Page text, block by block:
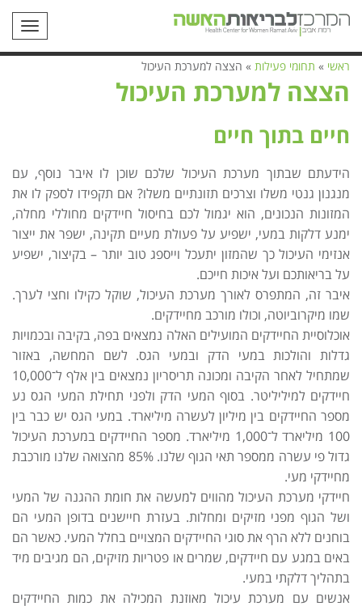
ראשי » תחומי פעילות » הצצה למערכת העיכול
הצצה למערכת העיכול
חיים בתוך חיים
הידעתם שבתוך מערכת העיכול שלכם שוכן לו איבר נוסף, עם
מנגנון גנטי משלו וצרכים תזונתיים משלו? אם תקפידו לספק לו את
המזונות הנכונים, הוא יגמול לכם בחיסול חיידקים מחוללי מחלה,
ימנע דלקות במעי, ישפיע על פעולת מעיים תקינה, ישפר את ייצור
אנזימי העיכול כך שהמזון יתעכל וייספג טוב יותר – בקיצור, ישפיע
על בריאותכם ועל איכות חייכם.
איבר זה, המתפרס לאורך מערכת העיכול, שוקל כקילו וחצי לערך.
שמו מיקרוביוטה, וכולו מורכב מחיידקים.
אוכלוסיית החיידקים המועילים האלה נמצאים בפה, בקיבה ובכמויות
גדלות והולכות במעי הדק ובמעי הגס. לשם המחשה, באזור
שמתחיל לאחר הקיבה ומכונה תריסריון נמצאים בין אלף ל־10,000
חיידקים למיליליטר. בסוף המעי הדק ולפני תחילת המעי הגס נע
מספר החיידקים בין מיליון לעשרה מיליארד. במעי הגס יש כבר בין
100 מיליארד ל־1,000 מיליארד. מספר החיידקים במערכת העיכול
גדול פי עשרה ממספר תאי הגוף שלנו. 85% מהצואה שלנו מורכבת
מחיידקי מעי.
חיידקי מערכת העיכול מהווים למעשה את חומת ההגנה של המעי
ושל הגוף מפני מזיקים ומחלות. בעזרת חיישנים בדופן המעי הם
בוחנים ללא הרף את סוגי החיידקים המצויים בחלל המעי. כאשר הם
באים במגע עם חיידקים, שמרים או פטריות מזיקים, הם מגיבים מיד
בתהליך דלקתי במעי.
אנשים עם מערכת עיכול מאוזנת המכילה את כמות החיידקים